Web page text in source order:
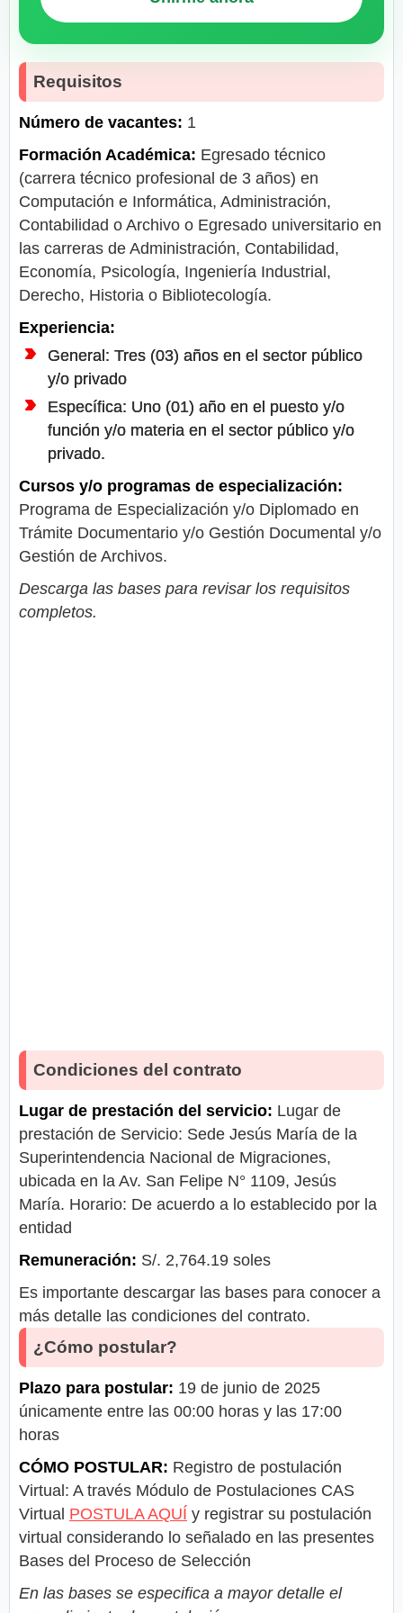
Requisitos
Número de vacantes: 1
Formación Académica: Egresado técnico
(carrera técnico profesional de 3 años) en
Computación e Informática, Administración,
Contabilidad o Archivo o Egresado universitario en
las carreras de Administración, Contabilidad,
Economía, Psicología, Ingeniería Industrial,
Derecho, Historia o Bibliotecología.
Experiencia:
General: Tres (03) años en el sector público
y/o privado
Específica: Uno (01) año en el puesto y/o
función y/o materia en el sector público y/o
privado.
Cursos y/o programas de especialización:
Programa de Especialización y/o Diplomado en
Trámite Documentario y/o Gestión Documental y/o
Gestión de Archivos.
Descarga las bases para revisar los requisitos
completos.
Condiciones del contrato
Lugar de prestación del servicio: Lugar de
prestación de Servicio: Sede Jesús María de la
Superintendencia Nacional de Migraciones,
ubicada en la Av. San Felipe N° 1109, Jesús
María. Horario: De acuerdo a lo establecido por la
entidad
Remuneración: S/. 2,764.19 soles
Es importante descargar las bases para conocer a
más detalle las condiciones del contrato.
¿Cómo postular?
Plazo para postular: 19 de junio de 2025
únicamente entre las 00:00 horas y las 17:00
horas
CÓMO POSTULAR: Registro de postulación
Virtual: A través Módulo de Postulaciones CAS
Virtual POSTULA AQUÍ y registrar su postulación
virtual considerando lo señalado en las presentes
Bases del Proceso de Selección
En las bases se especifica a mayor detalle el